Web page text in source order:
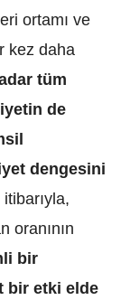
ortamı ve
kez daha
tüm
de
dengesini
itibarıyla,
oranının
bir
bir etki elde